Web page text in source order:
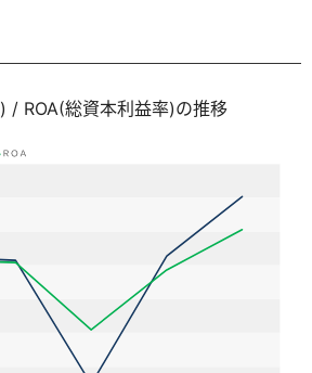
/ ROA(総資本利益率)の推移